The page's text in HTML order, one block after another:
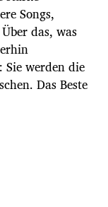
Songs,
das, was
Sie werden die
Das Beste